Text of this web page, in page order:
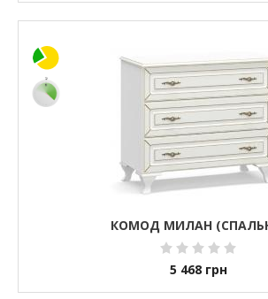
КОМОД МИЛАН
5 468 грн